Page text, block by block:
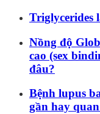
Triglycerides
Nồng độ
cao (sex
đâu?
Bệnh lupus
gần hay